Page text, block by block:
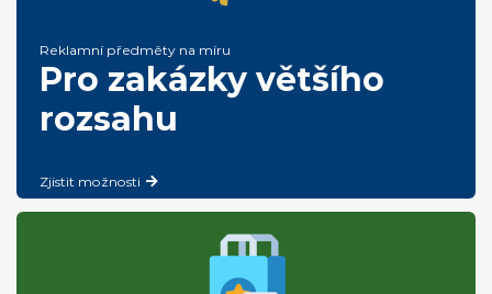
Reklamní předměty na míru
Pro zakázky většího
rozsahu
Zjistit možnosti